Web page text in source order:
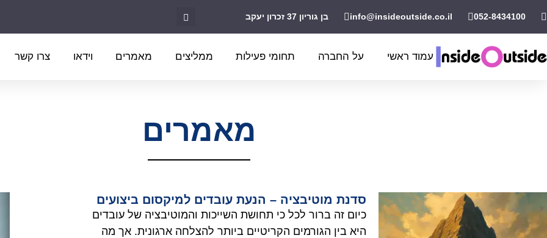
052-8434100
info@insideoutside.co.il בן גוריון 37 זכרון יעקב
עמוד ראשי על החברה תחומי פעילות ממליצים מאמרים וידאו צרו קשר
מאמרים
סדנת מוטיבציה – הנעת עובדים למיקסום ביצועים
כיום זה ברור לכל כי תחושת השייכות והמוטיבציה של עובדים
היא בין הגורמים הקריטיים ביותר להצלחה ארגונית. אך מה